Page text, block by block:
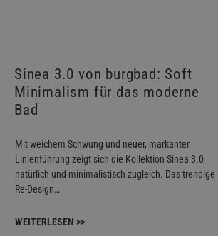
Sinea 3.0 von burgbad: Soft
Minimalism für das moderne
Bad
Mit weichem Schwung und neuer, markanter
Linienführung zeigt sich die Kollektion Sinea 3.0
natürlich und minimalistisch zugleich. Das trendige
Re-Design…
WEITERLESEN >>